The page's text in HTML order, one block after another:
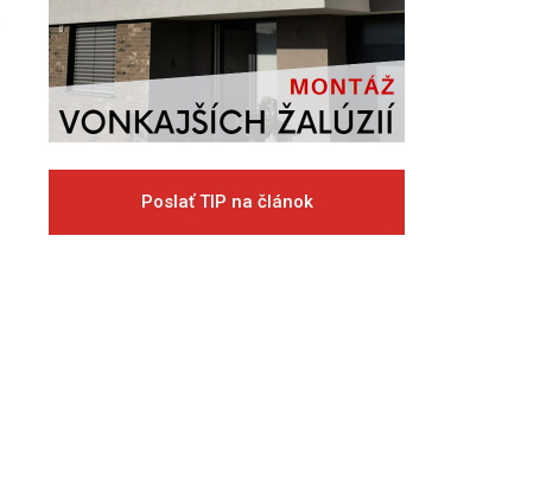
Poslať TIP na článok